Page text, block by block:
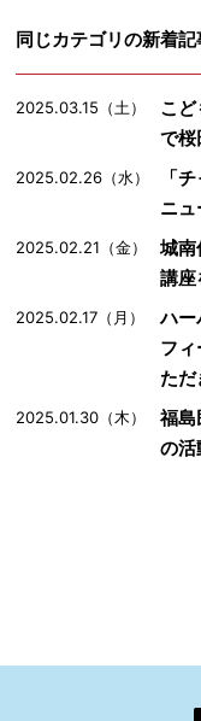
同じカテゴリの新着記
2025.03.15（土）
こ
で桜
2025.02.26（水）
「
ニ
2025.02.21（金）
城南
講座
2025.02.17（月）
ハ
フ
ただ
2025.01.30（木）
福島
の活